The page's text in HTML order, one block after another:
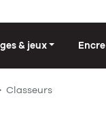
& jeux
Classeurs